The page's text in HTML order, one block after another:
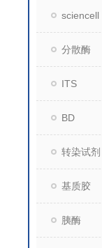
sciencell
分散酶
ITS
BD
转染试剂
基质胶
胰酶